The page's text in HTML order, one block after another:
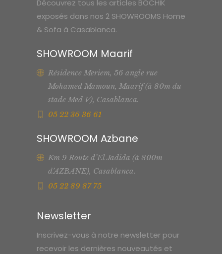
Découvrez tous les articles BOCHIK
exposés dans nos 2 SHOWROOMS Home
& Sofa à Casablanca.
SHOWROOM Maarif
Résidence Meriem, 56 angle rue
Mohamed Mamoun, Maarif (à 80m du
stade Med V), Casablanca.
05 22 36 36 61
SHOWROOM Azbane
Km 9 Route d’El Jadida (à 800m
d’AZBANE), Casablanca.
05 22 89 87 75
Newsletter
Inscrivez-vous à notre newsletter pour
recevoir les dernières nouveautés et